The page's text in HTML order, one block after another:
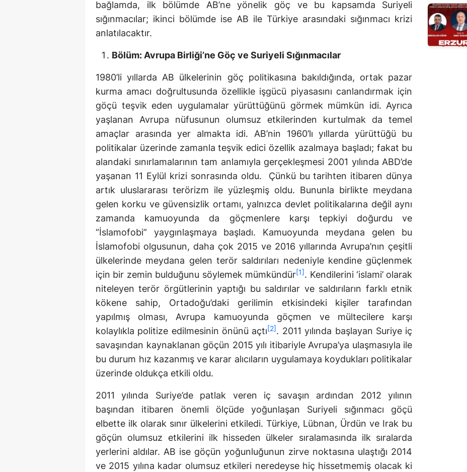
bağlamda, ilk bölümde AB’ne yönelik göç ve bu kapsamda Suriyeli
sığınmacılar; ikinci bölümde ise AB ile Türkiye arasındaki sığınmacı krizi
anlatılacaktır.
Bölüm: Avrupa Birliği’ne Göç ve Suriyeli Sığınmacılar
1980’li yıllarda AB ülkelerinin göç politikasına bakıldığında, ortak pazar
kurma amacı doğrultusunda özellikle işgücü piyasasını canlandırmak için
göçü teşvik eden uygulamalar yürüttüğünü görmek mümkün idi. Ayrıca
yaşlanan Avrupa nüfusunun olumsuz etkilerinden kurtulmak da temel
amaçlar arasında yer almakta idi. AB’nin 1960’lı yıllarda yürüttüğü bu
politikalar üzerinde zamanla teşvik edici özellik azalmaya başladı; fakat bu
alandaki sınırlamalarının tam anlamıyla gerçekleşmesi 2001 yılında ABD’de
yaşanan 11 Eylül krizi sonrasında oldu. Çünkü bu tarihten itibaren dünya
artık uluslararası terörizm ile yüzleşmiş oldu. Bununla birlikte meydana
gelen korku ve güvensizlik ortamı, yalnızca devlet politikalarına değil aynı
zamanda kamuoyunda da göçmenlere karşı tepkiyi doğurdu ve
“İslamofobi” yaygınlaşmaya başladı. Kamuoyunda meydana gelen bu
İslamofobi olgusunun, daha çok 2015 ve 2016 yıllarında Avrupa’nın çeşitli
ülkelerinde meydana gelen terör saldırıları nedeniyle kendine güçlenmek
için bir zemin bulduğunu söylemek mümkündür[1] . Kendilerini ‘islami’ olarak
niteleyen terör örgütlerinin yaptığı bu saldırılar ve saldırıların farklı etnik
kökene sahip, Ortadoğu’daki gerilimin etkisindeki kişiler tarafından
yapılmış olması, Avrupa kamuoyunda göçmen ve mültecilere karşı
kolaylıkla politize edilmesinin önünü açtı [2] . 2011 yılında başlayan Suriye iç
savaşından kaynaklanan göçün 2015 yılı itibariyle Avrupa’ya ulaşmasıyla ile
bu durum hız kazanmış ve karar alıcıların uygulamaya koydukları politikalar
üzerinde oldukça etkili oldu.
2011 yılında Suriye’de patlak veren iç savaşın ardından 2012 yılının
başından itibaren önemli ölçüde yoğunlaşan Suriyeli sığınmacı göçü
elbette ilk olarak sınır ülkelerini etkiledi. Türkiye, Lübnan, Ürdün ve Irak bu
göçün olumsuz etkilerini ilk hisseden ülkeler sıralamasında ilk sıralarda
yerlerini aldılar. AB ise göçün yoğunluğunun zirve noktasına ulaştığı 2014
ve 2015 yılına kadar olumsuz etkileri neredeyse hiç hissetmemiş olacak ki